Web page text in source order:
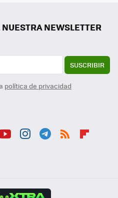
NEWSLETTER
SUSCRIBIR
política de privacidad